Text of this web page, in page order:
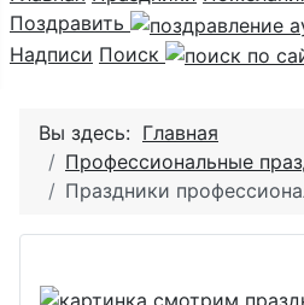
Поздравить
Надписи Поиск
Вы здесь: Главная
Профессиональные
Праздники